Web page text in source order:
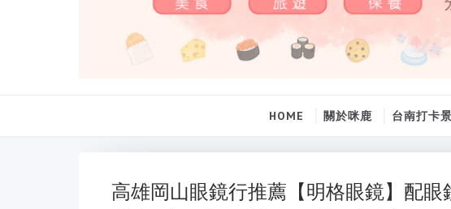
HOME 關於咪鹿 台南打卡
高雄岡山眼鏡行推薦【明格眼鏡】配